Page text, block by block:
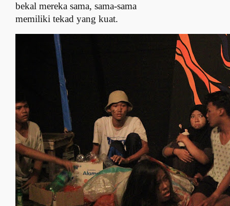
bekal mereka sama, sama-sama
memiliki tekad yang kuat.